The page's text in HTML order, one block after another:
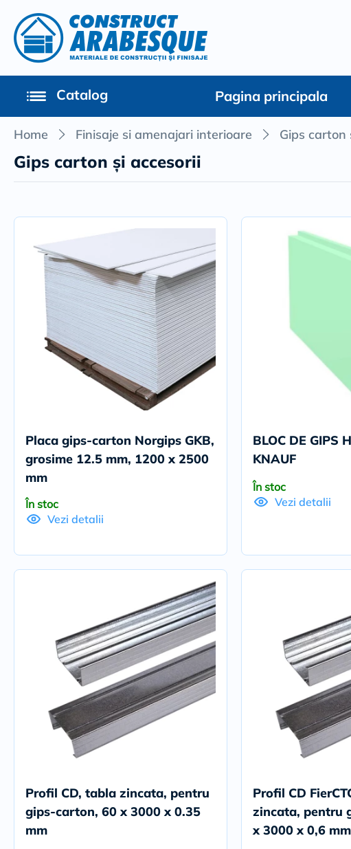
Catalog Pagina principala
Home Finisaje si amenajari interioare Gips carton
Gips carton și accesorii
Placa gips-carton Norgips GKB,
grosime 12.5 mm, 1200 x 2500
mm
În stoc
Vezi detalii
BLOC DE GIPS
KNAUF
În stoc
Vezi detalii
Profil CD, tabla zincata, pentru
gips-carton, 60 x 3000 x 0.35
mm
Profil CD
zincata, pentru
x 3000 x 0,6 mm